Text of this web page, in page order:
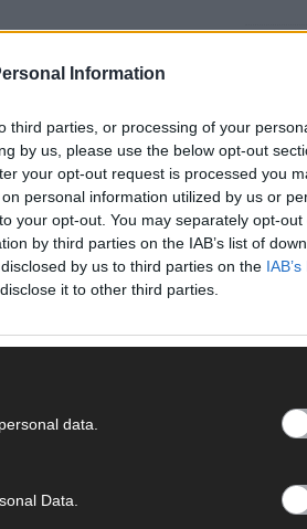
Information
third parties, or processing of your
by us, please use the below opt-out
your opt-out request is processed you
personal information utilized by us or
your opt-out. You may separately opt-out
by third parties on the IAB’s list of
by us to third parties on the
it to other third parties.
data.
Data.
Mai